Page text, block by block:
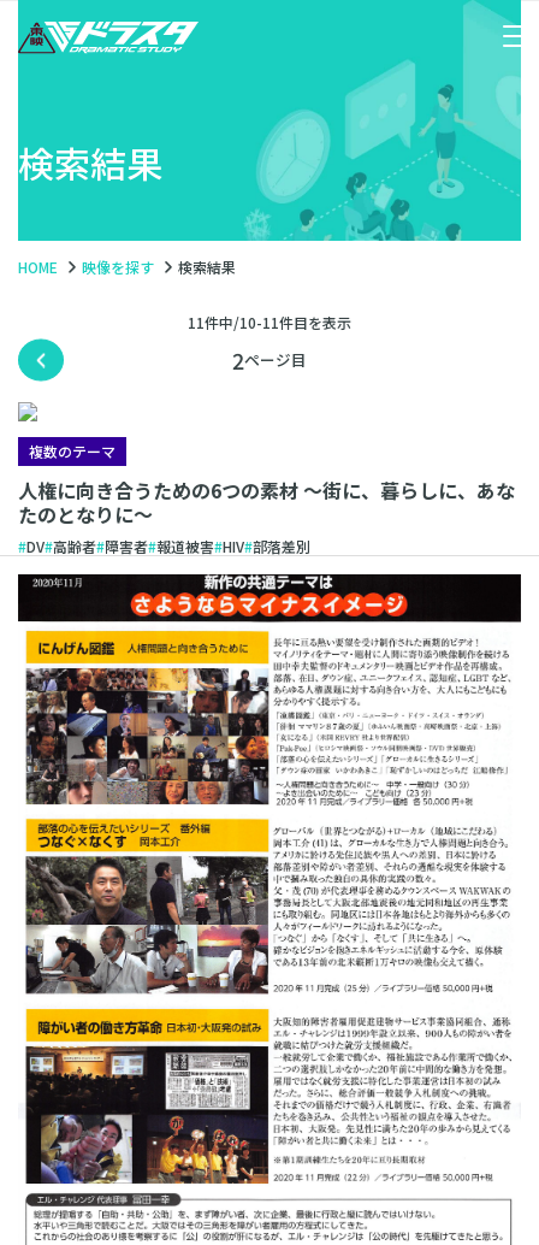
検索結果
HOME 映像を探す 検索結果
11件中/10-11件目を表示
2
複数のテーマ
人権に向き合うための6つの素材 〜街に、暮らしに、あな
たのとなりに〜
DV 高齢者 障害者 報道被害 HIV 部落差別